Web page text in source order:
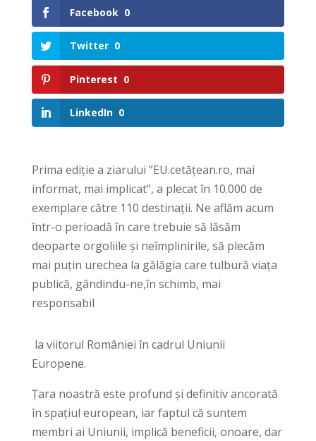
Facebook 0
Twitter 0
Pinterest 0
LinkedIn 0
Prima ediție a ziarului ”EU.cetățean.ro, mai
informat, mai implicat”, a plecat în 10.000 de
exemplare către 110 destinații. Ne aflăm acum
într-o perioadă în care trebuie să lăsăm
deoparte orgoliile și neîmplinirile, să plecăm
mai puțin urechea la gălăgia care tulbură viața
publică, gândindu-ne,în schimb, mai
responsabil
la viitorul României în cadrul Uniunii
Europene.
Țara noastră este profund și definitiv ancorată
în spațiul european, iar faptul că suntem
membri ai Uniunii, implică beneficii, onoare, dar